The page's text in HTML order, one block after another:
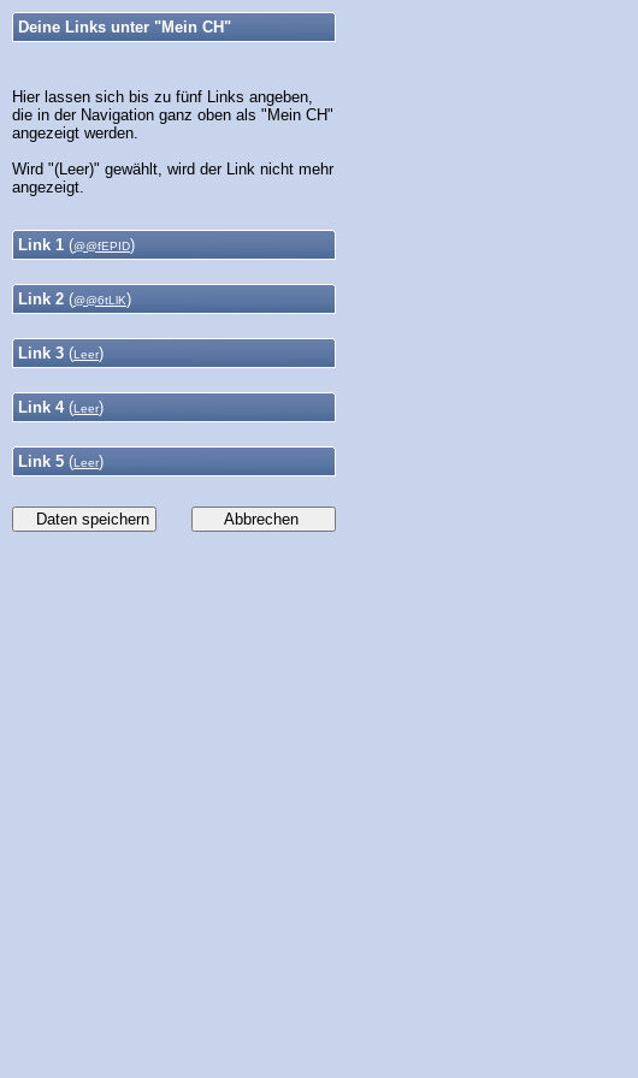
Deine Links unter "Mein CH"
Hier lassen sich bis zu fünf Links angeben,
die in der Navigation ganz oben als "Mein CH"
angezeigt werden.
Wird "(Leer)" gewählt, wird der Link nicht mehr
angezeigt.
Link 1 (@@fEPID)
Link 2 (@@6tLlK)
Link 3 (Leer)
Link 4(Leer)
Link 5 (Leer)